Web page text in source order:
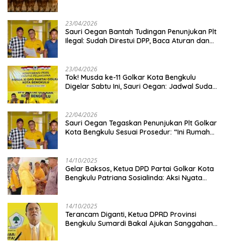
23/04/2026
Sauri Oegan Bantah Tudingan Penunjukan Plt
Ilegal: Sudah Direstui DPP, Baca Aturan dan
23/04/2026
‎Tok! Musda ke-11 Golkar Kota Bengkulu
Digelar Sabtu Ini, Sauri Oegan: Jadwal Sudah
22/04/2026
Sauri Oegan Tegaskan Penunjukan Plt Golkar
Kota Bengkulu Sesuai Prosedur: “Ini Rumah
14/10/2025
‎Gelar Baksos, Ketua DPD Partai Golkar Kota
Bengkulu Patriana Sosialinda: Aksi Nyata
14/10/2025
Terancam Diganti, Ketua DPRD Provinsi
Bengkulu Sumardi Bakal Ajukan Sanggahan